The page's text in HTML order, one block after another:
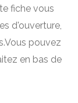
fiche vous
d'ouverture,
pouvez
en bas de